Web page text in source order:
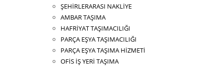
ŞEHİRLERARASI NAKLİYE
AMBAR TAŞIMA
HAFRİYAT TAŞIMACILIĞI
PARÇA EŞYA TAŞIMACILIĞI
PARÇA EŞYA TAŞIMA HİZMETİ
OFİS İŞ YERİ TAŞIMA